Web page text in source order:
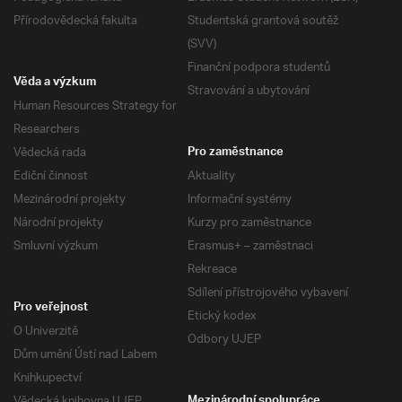
Přírodovědecká fakulta
Studentská grantová soutěž
(SVV)
Finanční podpora studentů
Stravování a ubytování
Věda a výzkum
Human Resources Strategy for
Researchers
Vědecká rada
Ediční činnost
Mezinárodní projekty
Národní projekty
Smluvní výzkum
Pro zaměstnance
Aktuality
Informační systémy
Kurzy pro zaměstnance
Erasmus+ – zaměstnaci
Rekreace
Sdílení přístrojového vybavení
Etický kodex
Odbory UJEP
Pro veřejnost
O Univerzitě
Dům umění Ústí nad Labem
Knihkupectví